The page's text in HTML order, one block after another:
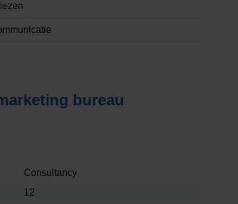
bureau
Consultancy
12